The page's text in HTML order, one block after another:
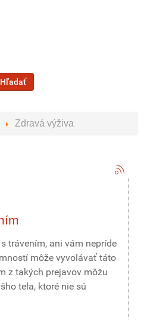
Hľadať
Zdravá výživa
trávením, ani vám nepríde
môže vyvolávať táto
z takých prejavov môžu
tela, ktoré nie sú